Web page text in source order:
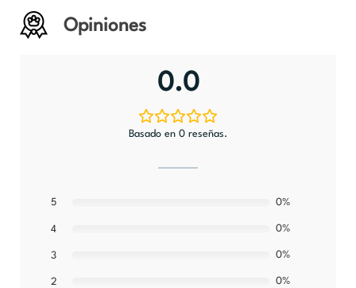
Opiniones
0.0
Basado en 0 reseñas.
5 0%
4 0%
3 0%
2 0%